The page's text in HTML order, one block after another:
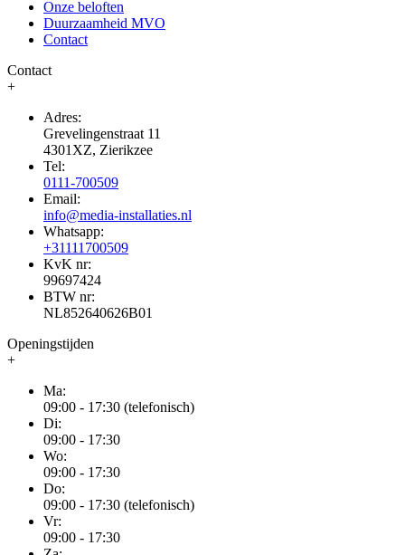
Onze beloften
Duurzaamheid MVO
Contact
Contact
+
Adres:
Grevelingenstraat 11
4301XZ, Zierikzee
Tel:
0111-700509
Email:
info@media-installaties.nl
Whatsapp:
+31111700509
KvK nr:
99697424
BTW nr:
NL852640626B01
Openingstijden
+
Ma:
09:00 - 17:30 (telefonisch)
Di:
09:00 - 17:30
Wo:
09:00 - 17:30
Do:
09:00 - 17:30 (telefonisch)
Vr:
09:00 - 17:30